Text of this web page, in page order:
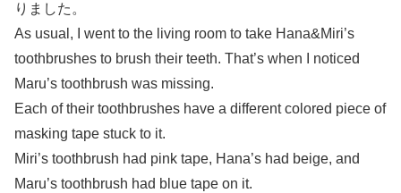
りました。
As usual, I went to the living room to take Hana&Miri’s
toothbrushes to brush their teeth. That’s when I noticed
Maru’s toothbrush was missing.
Each of their toothbrushes have a different colored piece of
masking tape stuck to it.
Miri’s toothbrush had pink tape, Hana’s had beige, and
Maru’s toothbrush had blue tape on it.